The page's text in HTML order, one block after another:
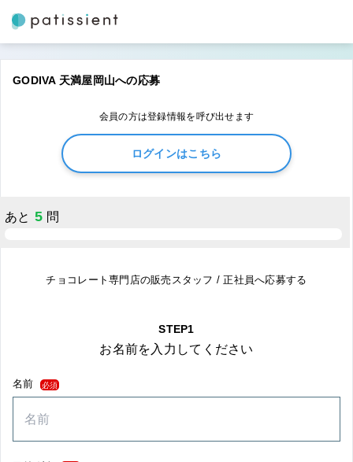
GODIVA 天満屋岡山への応募
会員の方は登録情報を呼び出せます
ログインはこちら
あと 5 問
チョコレート専門店の販売スタッフ / 正社員へ応募する
STEP1
お名前を入力してください
名前 必須